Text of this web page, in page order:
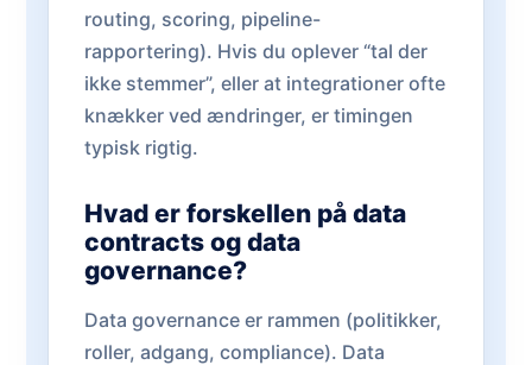
routing, scoring, pipeline-
rapportering). Hvis du oplever “tal der
ikke stemmer”, eller at integrationer ofte
knækker ved ændringer, er timingen
typisk rigtig.
Hvad er forskellen på data
contracts og data
governance?
Data governance er rammen (politikker,
roller, adgang, compliance). Data